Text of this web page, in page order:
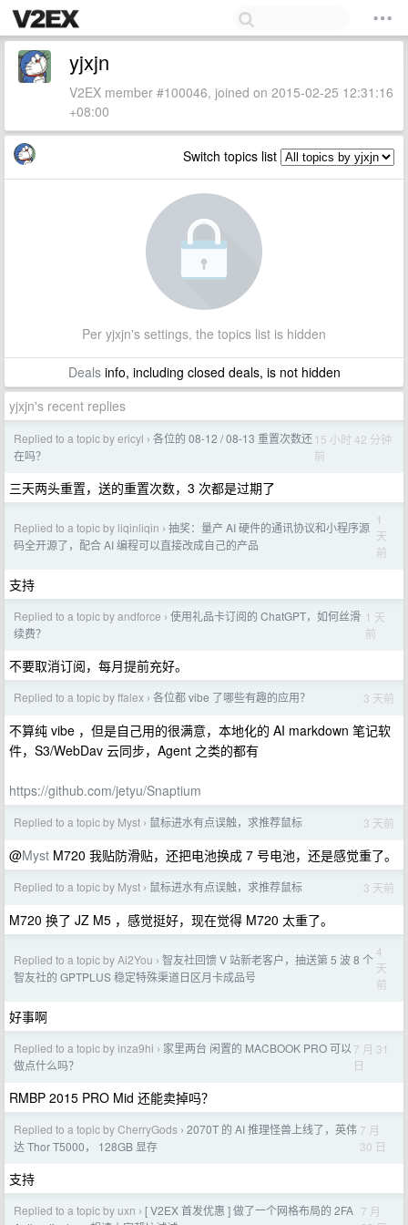
yjxjn
V2EX member #100046, joined on 2015-02-25 12:31:16
+08:00
Switch topics list
Per yjxjn's settings, the topics list is hidden
Dealsinfo, including closed deals, is not hidden
yjxjn's recent replies
Replied to a topic by ericyl › 各位的 08-12 / 08-13 重置次数还
在吗？
15 小时 42 分钟
前
三天两头重置，送的重置次数，3 次都是过期了
Replied to a topic by liqinliqin › 抽奖：量产 AI 硬件的通讯协议和小程序源
码全开源了，配合 AI 编程可以直接改成自己的产品
1
天
前
支持
Replied to a topic by andforce › 使用礼品卡订阅的 ChatGPT，如何丝滑
续费？
1 天
前
不要取消订阅，每月提前充好。
Replied to a topic by ffalex › 各位都 vibe 了哪些有趣的应用？ 3 天前
不算纯 vibe ，但是自己用的很满意，本地化的 AI markdown 笔记软
件，S3/WebDav 云同步，Agent 之类的都有
https://github.com/jetyu/Snaptium
Replied to a topic by Myst › 鼠标进水有点误触，求推荐鼠标 3 天前
@Myst M720 我贴防滑贴，还把电池换成 7 号电池，还是感觉重了。
Replied to a topic by Myst › 鼠标进水有点误触，求推荐鼠标 3 天前
M720 换了 JZ M5 ，感觉挺好，现在觉得 M720 太重了。
Replied to a topic by Ai2You › 智友社回馈 V 站新老客户，抽送第 5 波 8 个
智友社的 GPTPLUS 稳定特殊渠道日区月卡成品号
4
天
前
好事啊
Replied to a topic by inza9hi › 家里两台 闲置的 MACBOOK PRO 可以
做点什么吗？
7 月 31
日
RMBP 2015 PRO Mid 还能卖掉吗？
Replied to a topic by CherryGods › 2070T 的 AI 推理怪兽上线了，英伟
达 Thor T5000， 128GB 显存
7 月
30 日
支持
Replied to a topic by uxn › [ V2EX 首发优惠 ] 做了一个网格布局的 2FA 7 月